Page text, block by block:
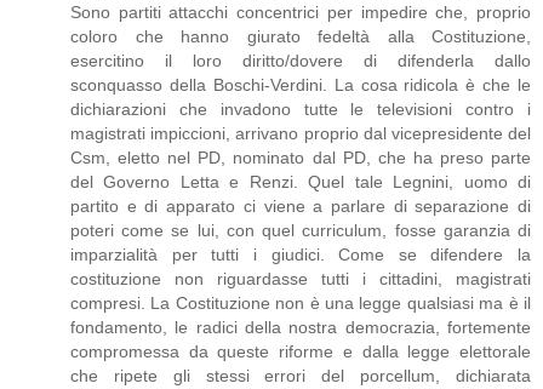
Sono partiti attacchi concentrici per impedire che, proprio
coloro che hanno giurato fedeltà alla Costituzione,
esercitino il loro diritto/dovere di difenderla dallo
sconquasso della Boschi-Verdini. La cosa ridicola è che le
dichiarazioni che invadono tutte le televisioni contro i
magistrati impiccioni, arrivano proprio dal vicepresidente del
Csm, eletto nel PD, nominato dal PD, che ha preso parte
del Governo Letta e Renzi. Quel tale Legnini, uomo di
partito e di apparato ci viene a parlare di separazione di
poteri come se lui, con quel curriculum, fosse garanzia di
imparzialità per tutti i giudici. Come se difendere la
costituzione non riguardasse tutti i cittadini, magistrati
compresi. La Costituzione non è una legge qualsiasi ma è il
fondamento, le radici della nostra democrazia, fortemente
compromessa da queste riforme e dalla legge elettorale
che ripete gli stessi errori del porcellum, dichiarata